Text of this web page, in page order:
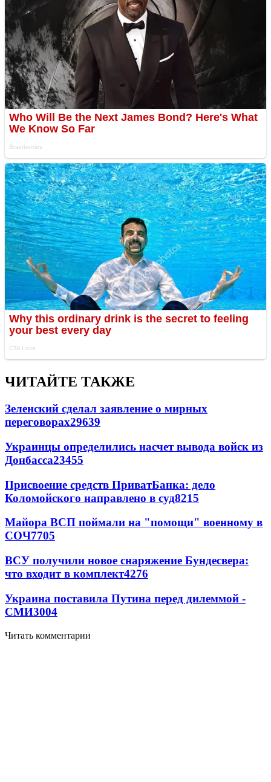
ЧИТАЙТЕ ТАКЖЕ
Зеленский сделал заявление о мирных
переговорах29639
Украинцы определились насчет вывода войск из
Донбасса23455
Присвоение средств ПриватБанка: дело
Коломойского направлено в суд8215
Майора ВСП поймали на "помощи" военному в
СОЧ7705
ВСУ получили новое снаряжение Бундесвера:
что входит в комплект4276
Украина поставила Путина перед дилеммой -
СМИ3004
Читать комментарии